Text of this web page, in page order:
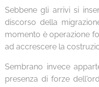
Sebbene gli arrivi si
discorso della
momento è operazione
ad accrescere la
Sembrano invece
presenza di forze